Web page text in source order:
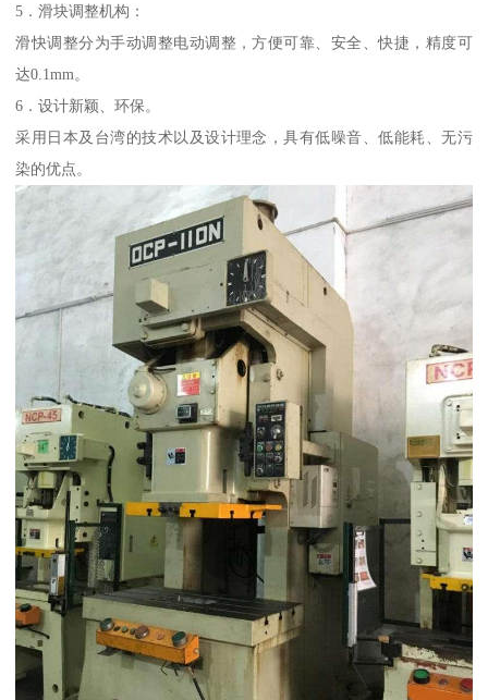
5．滑块调整机构：
滑快调整分为手动调整电动调整，方便可靠、安全、快捷，精度可
达0.1mm。
6．设计新颖、环保。
采用日本及台湾的技术以及设计理念，具有低噪音、低能耗、无污
染的优点。